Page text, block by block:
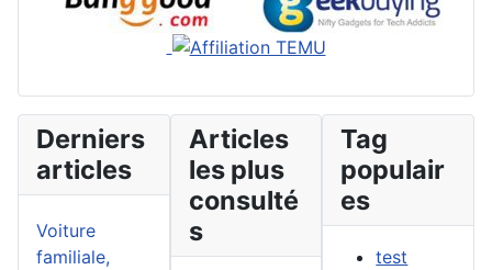
Derniers
articles
Voiture
familiale,
Articles
les plus
consulté
s
Tag
populair
es
test